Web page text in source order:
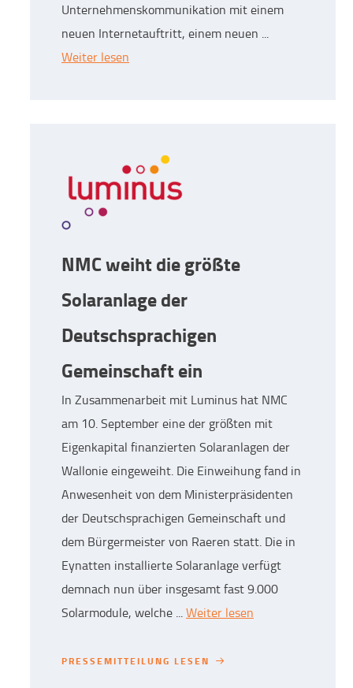
Unternehmenskommunikation mit einem
neuen Internetauftritt, einem neuen ...
Weiter lesen
NMC weiht die größte
Solaranlage der
Deutschsprachigen
Gemeinschaft ein
In Zusammenarbeit mit Luminus hat NMC
am 10. September eine der größten mit
Eigenkapital finanzierten Solaranlagen der
Wallonie eingeweiht. Die Einweihung fand in
Anwesenheit von dem Ministerpräsidenten
der Deutschsprachigen Gemeinschaft und
dem Bürgermeister von Raeren statt. Die in
Eynatten installierte Solaranlage verfügt
demnach nun über insgesamt fast 9.000
Solarmodule, welche ...Weiter lesen
PRESSEMITTEILUNG LESEN
PRESSEMITTEILUNG LESEN